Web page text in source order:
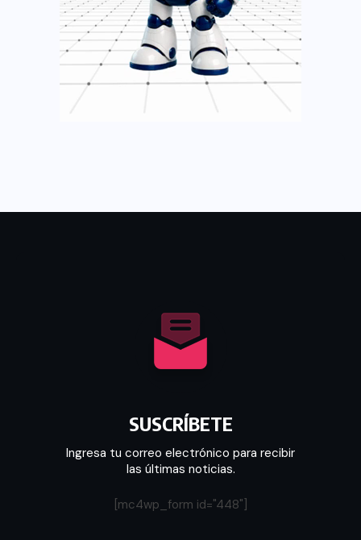
SUSCRÍBETE
Ingresa tu correo electrónico para recibir
las últimas noticias.
[mc4wp_form id="448"]